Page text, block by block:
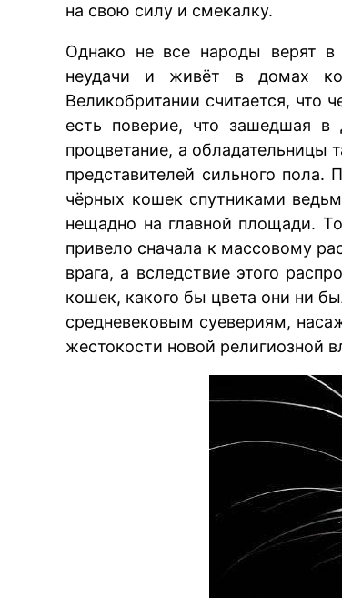
на свою силу и смекалку.
Однако не все народы верят
неудачи и живёт в домах
Великобритании считается,
есть поверие, что зашедшая
процветание, а обладательницы
представителей сильного
чёрных кошек спутниками
нещадно на главной площади.
привело сначала к массовому
врага, а вследствие этого
кошек, какого бы цвета они ни
средневековым суевериям,
жестокости новой религиозной